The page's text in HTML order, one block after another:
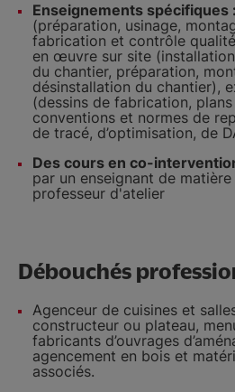
Enseignements spécifiques :
(préparation, usinage,
fabrication et contrôle
en œuvre sur site
du chantier, préparation,
désinstallation du chantier),
(dessins de fabrication,
conventions et normes de
de tracé, d’optimisation, de
Des cours en co-
par un enseignant de
professeur d'atelier
Débouchés
Agenceur de cuisines et
constructeur ou plateau,
fabricants d’ouvrages
agencement en bois et
associés.